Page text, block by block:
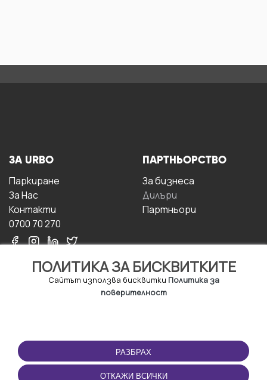
ПОЛИТИКА ЗА БИСКВИТКИТЕ
Сайтът използва бисквитки Политика за
поверителност
РАЗБРАХ
ОТКАЖИ ВСИЧКИ
ЗА URBO
Паркиране
За Hас
Контакти
0700 70 270
ПАРТНЬОРСТВО
За бизнесa
Дилъри
Партньори
ПОЛЗВАНЕ
Правила и условия за
ползване
ПРИЛОЖЕНИЕТО